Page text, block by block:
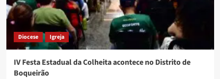
Diocese Igreja
IV Festa Estadual da Colheita acontece no Distrito de
Boqueirão